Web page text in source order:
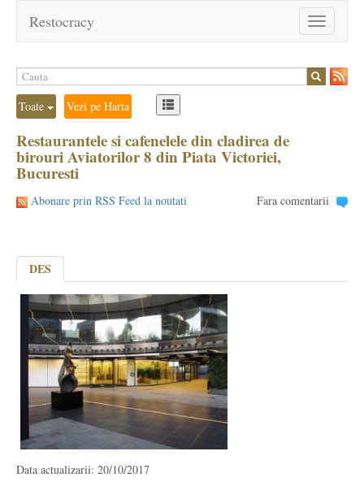
Toggle
navigation
Restocracy
Toate Vezi pe Harta
Restaurantele si cafenelele din cladirea de
birouri Aviatorilor 8 din Piata Victoriei,
Bucuresti
Abonare prin RSS Feed la noutati Fara comentarii
DES
Data actualizarii: 20/10/2017